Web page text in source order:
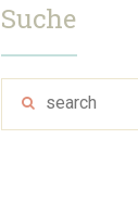
Suche